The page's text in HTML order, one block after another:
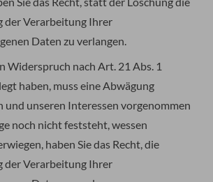
der Verarbeitung Ihrer
Daten zu verlangen.
Widerspruch nach Art. 21 Abs. 1
haben, muss eine Abwägung
und unseren Interessen vorgenommen
noch nicht feststeht, wessen
haben Sie das Recht, die
der Verarbeitung Ihrer